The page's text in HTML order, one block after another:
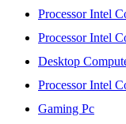
Processor Intel
Processor Intel
Desktop
Processor Intel
Gaming Pc